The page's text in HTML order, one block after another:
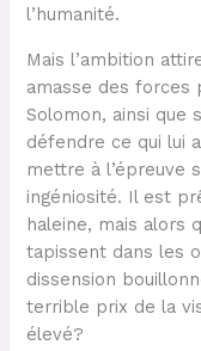
l’humanité.
Mais l’ambition
amasse des forces
Solomon, ainsi que
défendre ce qui lui
mettre à l’épreuve
ingéniosité. Il est
haleine, mais alors
tapissent dans les
dissension
terrible prix de la
élevé?